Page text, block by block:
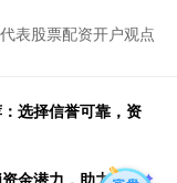
表股票配资开户观点
选择信誉可靠，资